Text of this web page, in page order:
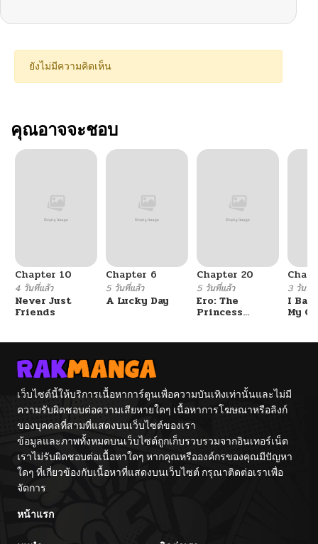
ยังไม่มีความคิดเห็น
คุณอาจจะชอบ
Chapter 10
4 วันที่แล้ว
Never Just
Friends
Chapter 6
5 วันที่แล้ว
A Lucky Day
Chapter 20
5 วันที่แล้ว
Ero: The
Princess
3 วันที่
I
My
เว็บไซต์นี้ให้บริการเนื้อหาการ์ตูนเพื่อความบันเทิงเท่านั้นและไม่มี
ความรับผิดชอบต่อความเสียหายใดๆ เนื้อหาการโฆษณาหรือลิงก์
ของบุคคลที่สามที่แสดงบนเว็บไซต์ของเรา
ข้อมูลและภาพทั้งหมดบนเว็บไซต์ถูกเก็บรวบรวมจากอินเทอร์เน็ต
เราไม่รับผิดชอบต่อเนื้อหาใดๆ หากคุณหรือองค์กรของคุณมีปัญหา
ใดๆ ที่เกี่ยวข้องกับเนื้อหาที่แสดงบนเว็บไซต์ กรุณาติดต่อเราเพื่อ
จัดการ
หน้าแรก